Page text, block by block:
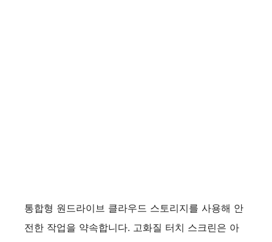
통합형 원드라이브 클라우드 스토리지를 사용해 안
전한 작업을 약속합니다. 고화질 터치 스크린은 아